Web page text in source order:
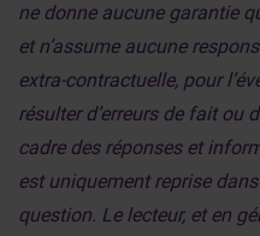
ne donne aucune garantie
et n’assume aucune
extra-contractuelle, pour
résulter d’erreurs de fait ou
cadre des réponses et
est uniquement reprise
question. Le lecteur, et en